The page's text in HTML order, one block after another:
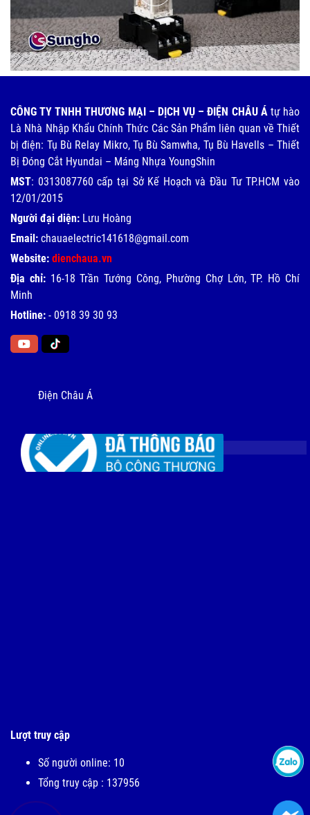
CÔNG TY TNHH THƯƠNG MẠI – DỊCH VỤ – ĐIỆN CHÂU Átự hào
Là Nhà Nhập Khẩu Chính Thức Các Sản Phẩm liên quan về Thiết
bị điện: Tụ Bù Relay Mikro, Tụ Bù Samwha, Tụ Bù Havells – Thiết
Bị Đóng Cắt Hyundai – Máng Nhựa YoungShin
MST: 0313087760 cấp tại Sở Kế Hoạch và Đầu Tư TP.HCM vào
12/01/2015
Người đại diện: Lưu Hoàng
Email: chauaelectric141618@gmail.com
Website: dienchaua.vn
Địa chỉ: 16-18 Trần Tướng Công, Phường Chợ Lớn, TP. Hồ Chí
Minh
Hotline: - 0918 39 30 93
Điện Châu Á
Lượt truy cập
Số người online: 10
Tổng truy cập : 137956